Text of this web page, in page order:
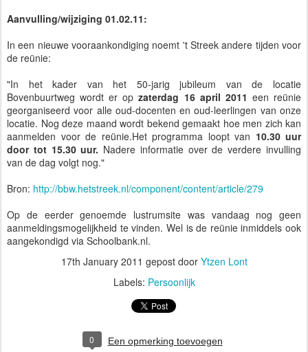
Aanvulling/wijziging 01.02.11:
In een nieuwe vooraankondiging noemt 't Streek andere tijden voor
de reünie:
"In het kader van het 50-jarig jubileum van de locatie
Bovenbuurtweg wordt er opzaterdag 16 april 2011 een reünie
georganiseerd voor alle oud-docenten en oud-leerlingen van onze
locatie. Nog deze maand wordt bekend gemaakt hoe men zich kan
aanmelden voor de reünie.Het programma loopt van 10.30 uur
door tot 15.30 uur. Nadere informatie over de verdere invulling
van de dag volgt nog."
Bron: http://bbw.hetstreek.nl/component/content/article/279
Op de eerder genoemde lustrumsite was vandaag nog geen
aanmeldingsmogelijkheid te vinden. Wel is de reünie inmiddels ook
aangekondigd via Schoolbank.nl.
17th January 2011 gepost door Ytzen Lont
Labels: Persoonlijk
0 Een opmerking toevoegen